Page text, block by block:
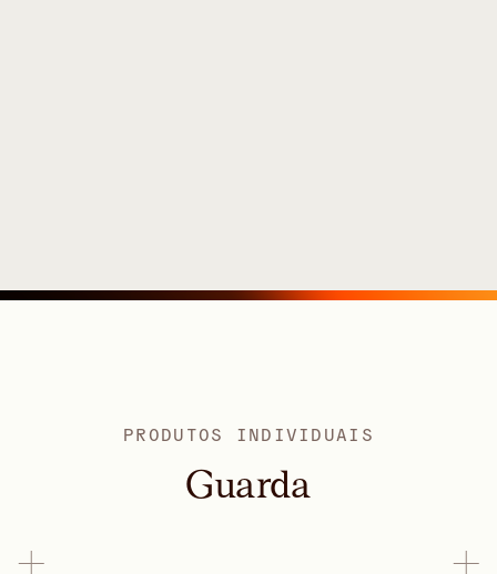
PRODUTOS INDIVIDUAIS
Guarda